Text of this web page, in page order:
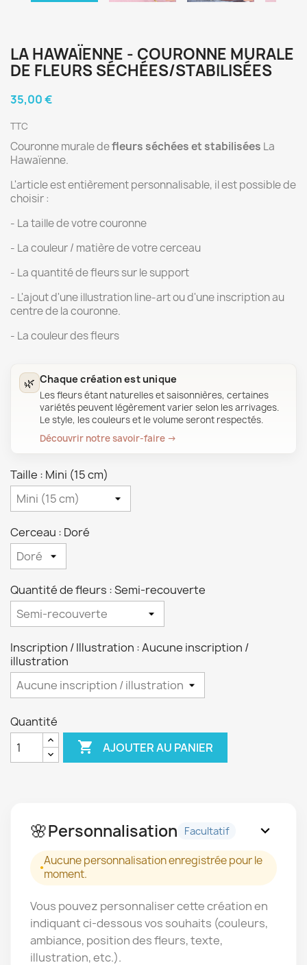
LA HAWAÏENNE - COURONNE MURALE
DE FLEURS SÉCHÉES/STABILISÉES
35,00 €
TTC
Couronne murale defleurs séchées et stabilisées La
Hawaïenne.
L'article est entièrement personnalisable, il est possible de
choisir :
- La taille de votre couronne
- La couleur / matière de votre cerceau
- La quantité de fleurs sur le support
- L'ajout d'une illustration line-art ou d'une inscription au
centre de la couronne.
- La couleur des fleurs
🌿 Chaque création est unique
Les fleurs étant naturelles et saisonnières, certaines
variétés peuvent légèrement varier selon les arrivages.
Le style, les couleurs et le volume seront respectés.
Découvrir notre savoir-faire →
Taille : Mini (15 cm)
Cerceau : Doré
Quantité de fleurs : Semi-recouverte
Inscription / Illustration : Aucune inscription /
illustration
Quantité
 AJOUTER AU PANIER
🌸Personnalisation Facultatif expand_more
Aucune personnalisation enregistrée pour le
moment.
Vous pouvez personnaliser cette création en
indiquant ci-dessous vos souhaits (couleurs,
ambiance, position des fleurs, texte,
illustration, etc.).